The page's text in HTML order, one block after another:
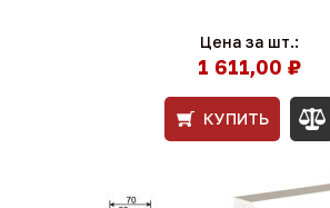
Цена за шт.:
1 611,00 ₽
КУПИТЬ